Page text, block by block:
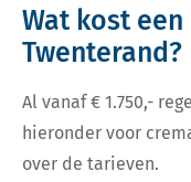
Wat kost
Twenterand?
Al vanaf € 1.750,-
hieronder voor
over de tarieven.